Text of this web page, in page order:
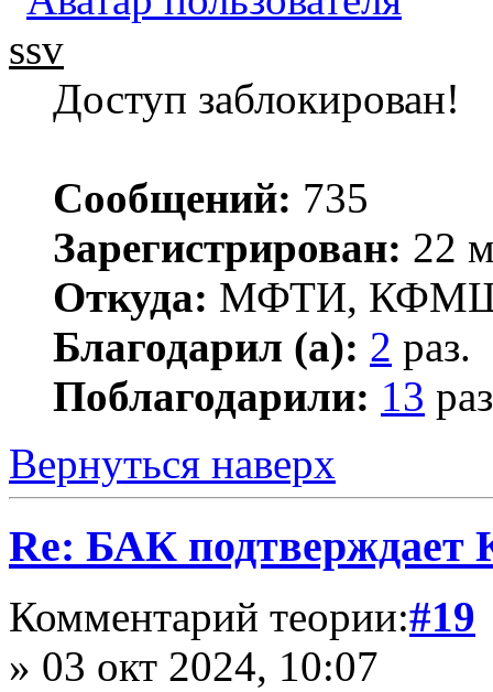
ssv
Доступ заблокирован!
Сообщений: 735
Зарегистрирован: 22
Откуда: МФТИ,
Благодарил (а): 2 раз.
Поблагодарили: 13
Вернуться наверх
Re: БАК
Комментарий теории:#19
» 03 окт 2024, 10:07